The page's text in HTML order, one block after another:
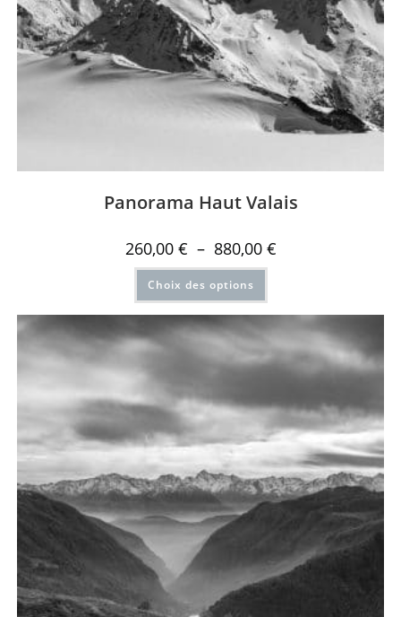
Panorama Haut Valais
260,00 € – 880,00 €
Choix des options